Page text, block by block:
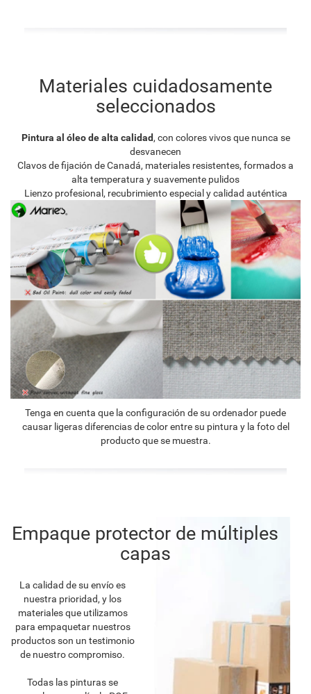
Materiales cuidadosamente
seleccionados
Pintura al óleo de alta calidad, con colores vivos que nunca se
desvanecen
Clavos de fijación de Canadá, materiales resistentes, formados a
alta temperatura y suavemente pulidos
Lienzo profesional, recubrimiento especial y calidad auténtica
Tenga en cuenta que la configuración de su ordenador puede
causar ligeras diferencias de color entre su pintura y la foto del
producto que se muestra.
Empaque protector de múltiples
capas
La calidad de su envío es
nuestra prioridad, y los
materiales que utilizamos
para empaquetar nuestros
productos son un testimonio
de nuestro compromiso.
Todas las pinturas se